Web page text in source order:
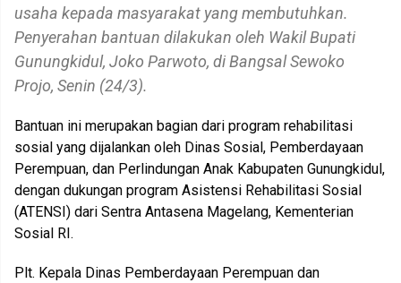
usaha kepada masyarakat yang membutuhkan.
Penyerahan bantuan dilakukan oleh Wakil Bupati
Gunungkidul, Joko Parwoto, di Bangsal Sewoko
Projo, Senin (24/3).
Bantuan ini merupakan bagian dari program rehabilitasi
sosial yang dijalankan oleh Dinas Sosial, Pemberdayaan
Perempuan, dan Perlindungan Anak Kabupaten Gunungkidul,
dengan dukungan program Asistensi Rehabilitasi Sosial
(ATENSI) dari Sentra Antasena Magelang, Kementerian
Sosial RI.
Plt. Kepala Dinas Pemberdayaan Perempuan dan